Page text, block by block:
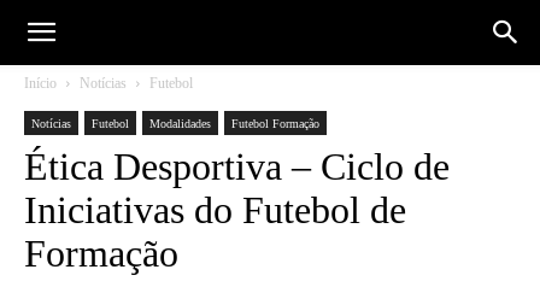
Início Notícias Futebol
Notícias Futebol Modalidades Futebol Formação
Ética Desportiva – Ciclo de
Iniciativas do Futebol de
Formação